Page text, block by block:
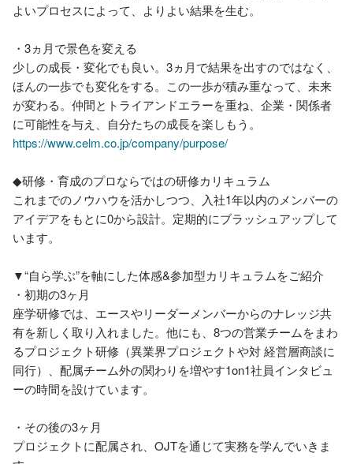
よいプロセスによって、よりよい結果を生む。
・3ヵ月で景色を変える
少しの成長・変化でも良い。3ヵ月で結果を出すのではなく、
ほんの一歩でも変化をする。この一歩が積み重なって、未来
が変わる。仲間とトライアンドエラーを重ね、企業・関係者
https://www.celm.co.jp/company/purpose/
◆研修・育成のプロならではの研修カリキュラム
これまでのノウハウを活かしつつ、入社1年以内のメンバーの
アイデアをもとに0から設計。定期的にブラッシュアップして
います。
▼“自ら学ぶ”を軸にした体感&参加型カリキュラムをご紹介
・初期の3ヶ月
座学研修では、エースやリーダーメンバーからのナレッジ共
有を新しく取り入れました。他にも、8つの営業チームをまわ
るプロジェクト研修（異業界プロジェクトや対 経営層商談に
同行）、配属チーム外の関わりを増やす1on1社員インタビュ
ーの時間を設けています。
・その後の3ヶ月
プロジェクトに配属され、OJTを通じて実務を学んでいきま